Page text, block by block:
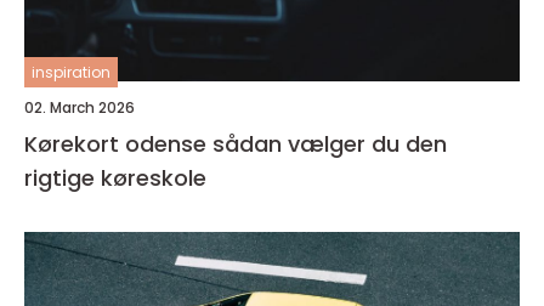
inspiration
02. March 2026
Kørekort odense sådan vælger du den
rigtige køreskole